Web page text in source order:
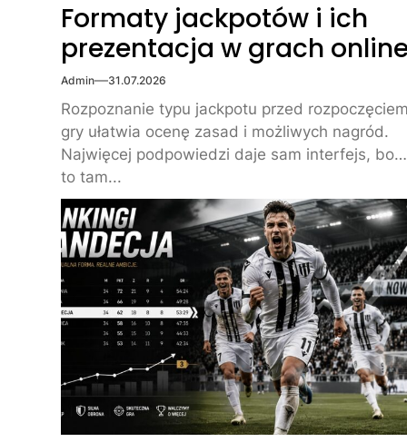
Formaty jackpotów i ich
prezentacja w grach
Admin 31.07.2026
Rozpoznanie typu jackpotu przed rozpoczęciem
gry ułatwia ocenę zasad i możliwych nagród.
Najwięcej podpowiedzi daje sam interfejs, bo
to tam...